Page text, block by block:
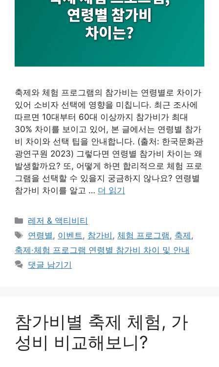
축제와 체험 프로그램의 참가비는 연령별로 차이가
있어 소비자 선택에 영향을 미칩니다. 최근 조사에
따르면 10대부터 60대 이상까지 참가비가 최대
30% 차이를 보이고 있어, 본 글에서는 연령별 참가
비 차이와 선택 팁을 안내합니다. (출처: 한국문화관
광연구원 2023) 그렇다면 연령별 참가비 차이는 왜
발생할까요? 또, 어떻게 하면 합리적으로 체험 프로
그램을 선택할 수 있을지 궁금하지 않나요? 연령별
참가비 차이를 알고 … 더 읽기
카
테
리
레저 & 액티비티
태
그
연령별, 이벤트, 참가비 ,체험 프로그램, 축제 ,
축제·체험 프로그램 연령별 참가비 차이 및 안내
댓글 남기기
참가비별 축제 체험, 가
성비 비교해보니?